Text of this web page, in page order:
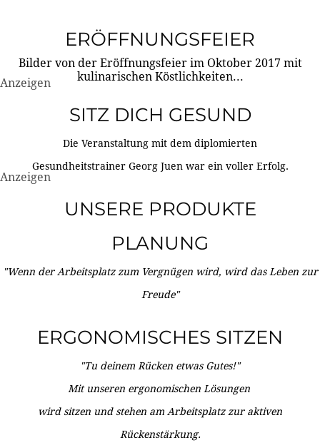
ERÖFFNUNGSFEIER
Bilder von der Eröffnungsfeier im Oktober 2017 mit
kulinarischen Köstlichkeiten...
Anzeigen
SITZ DICH GESUND
Die Veranstaltung mit dem diplomierten
Gesundheitstrainer Georg Juen war ein voller Erfolg.
Anzeigen
UNSERE PRODUKTE
PLANUNG
"Wenn der Arbeitsplatz zum Vergnügen wird, wird das Leben zur
Freude"
ERGONOMISCHES SITZEN
"Tu deinem Rücken etwas Gutes!"
Mit unseren ergonomischen Lösungen
wird sitzen und stehen am Arbeitsplatz zur aktiven
Rückenstärkung.